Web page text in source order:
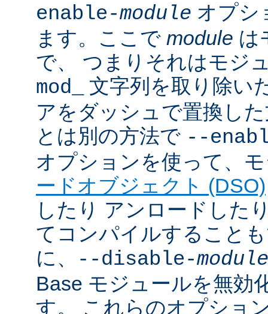
enable-module オプシ
ます。ここで module は
で、 つまりそれはモジ
mod_
文字列を取り除い
アをダッシュで置換し
とは別の方法で --
オプションを使って、
ードオブジェクト (DSO)
したり アンロードした
てコンパイルすること
に、
--disable-module
Base モジュールを無効
す。 これらのオプショ